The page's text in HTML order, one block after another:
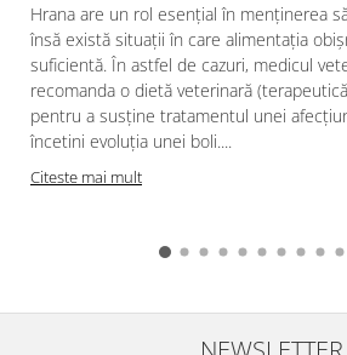
Hrana are un rol esențial în menținerea
însă există situații în care alimentația
suficientă. În astfel de cazuri, medicul
recomanda o dietă veterinară
pentru a susține tratamentul unei
încetini evoluția unei boli....
Citeste mai mult